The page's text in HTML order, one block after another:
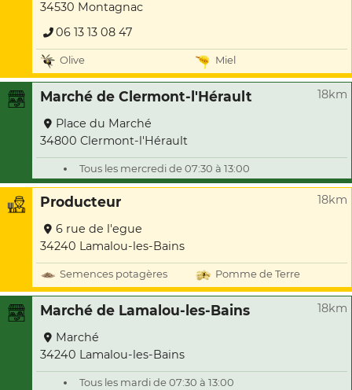
34530 Montagnac
06 13 13 08 47
Olive Miel
Marché de Clermont-l'Hérault 18km
Place du Marché
34800 Clermont-l'Hérault
Tous les mercredi de 07:30 à 13:00
Producteur 18km
6 rue de l'egue
34240 Lamalou-les-Bains
Semences potagères Pomme de Terre
Marché de Lamalou-les-Bains 18km
Marché
34240 Lamalou-les-Bains
Tous les mardi de 07:30 à 13:00